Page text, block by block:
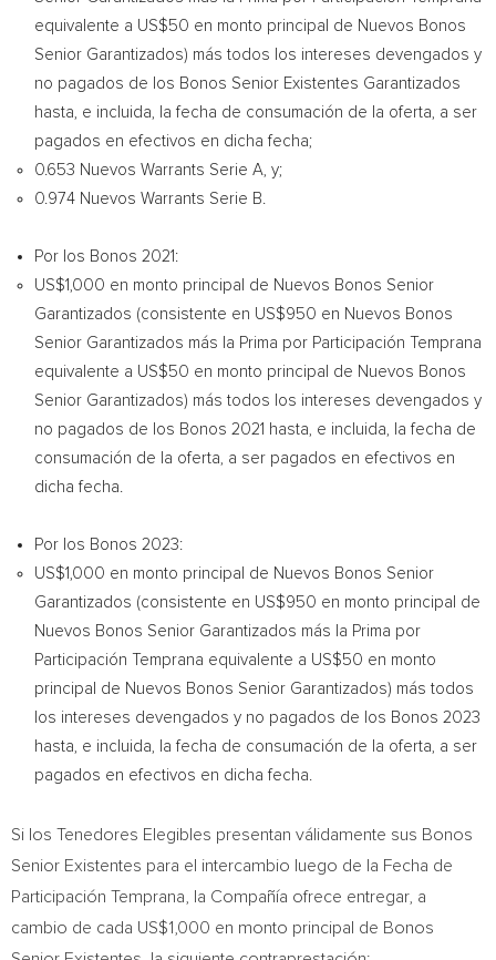
equivalente a US$50 en monto principal de Nuevos Bonos
Senior Garantizados) más todos los intereses devengados y
no pagados de los Bonos Senior Existentes Garantizados
hasta, e incluida, la fecha de consumación de la oferta, a ser
pagados en efectivos en dicha fecha;
0.653 Nuevos Warrants Serie A, y;
0.974 Nuevos Warrants Serie B.
Por los Bonos 2021:
US$1,000 en monto principal de Nuevos Bonos Senior
Garantizados (consistente en US$950 en Nuevos Bonos
Senior Garantizados más la Prima por Participación Temprana
equivalente a US$50 en monto principal de Nuevos Bonos
Senior Garantizados) más todos los intereses devengados y
no pagados de los Bonos 2021 hasta, e incluida, la fecha de
consumación de la oferta, a ser pagados en efectivos en
dicha fecha.
Por los Bonos 2023:
US$1,000 en monto principal de Nuevos Bonos Senior
Garantizados (consistente en US$950 en monto principal de
Nuevos Bonos Senior Garantizados más la Prima por
Participación Temprana equivalente a US$50 en monto
principal de Nuevos Bonos Senior Garantizados) más todos
los intereses devengados y no pagados de los Bonos 2023
hasta, e incluida, la fecha de consumación de la oferta, a ser
pagados en efectivos en dicha fecha.
Si los Tenedores Elegibles presentan válidamente sus Bonos
Senior Existentes para el intercambio luego de la Fecha de
Participación Temprana, la Compañía ofrece entregar, a
cambio de cada US$1,000 en monto principal de Bonos